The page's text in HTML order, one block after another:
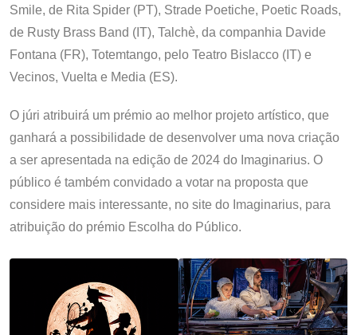
Smile, de Rita Spider (PT), Strade Poetiche, Poetic Roads,
de Rusty Brass Band (IT), Talchè, da companhia Davide
Fontana (FR), Totemtango, pelo Teatro Bislacco (IT) e
Vecinos, Vuelta e Media (ES).
O júri atribuirá um prémio ao melhor projeto artístico, que
ganhará a possibilidade de desenvolver uma nova criação
a ser apresentada na edição de 2024 do Imaginarius. O
público é também convidado a votar na proposta que
considere mais interessante, no site do Imaginarius, para
atribuição do prémio Escolha do Público.